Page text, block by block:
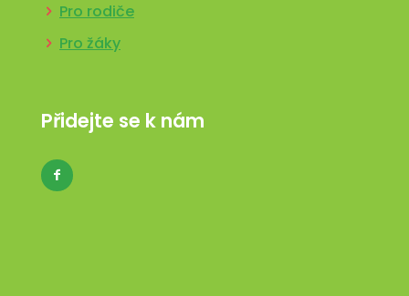
Pro rodiče
Pro žáky
Přidejte se k nám